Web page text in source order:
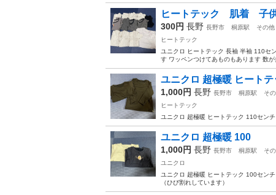
ヒートテック 肌着 子
300円 長野 長野市 桐原駅
その他
ヒートテック
ユニクロ ヒートテック 長袖 半袖 110セ
す ワッペンつけてあものもあります 数
ユニクロ 超極暖 ヒート
1,000円 長野 長野市 桐原駅
そ
ヒートテック
ユニクロ 超極暖 ヒートテック 110セン
ユニクロ 超極暖 100
1,000円 長野 長野市 桐原駅
そ
ユニクロ
ユニクロ 超極暖 ヒートテック 100セン
（ひび割れしています）